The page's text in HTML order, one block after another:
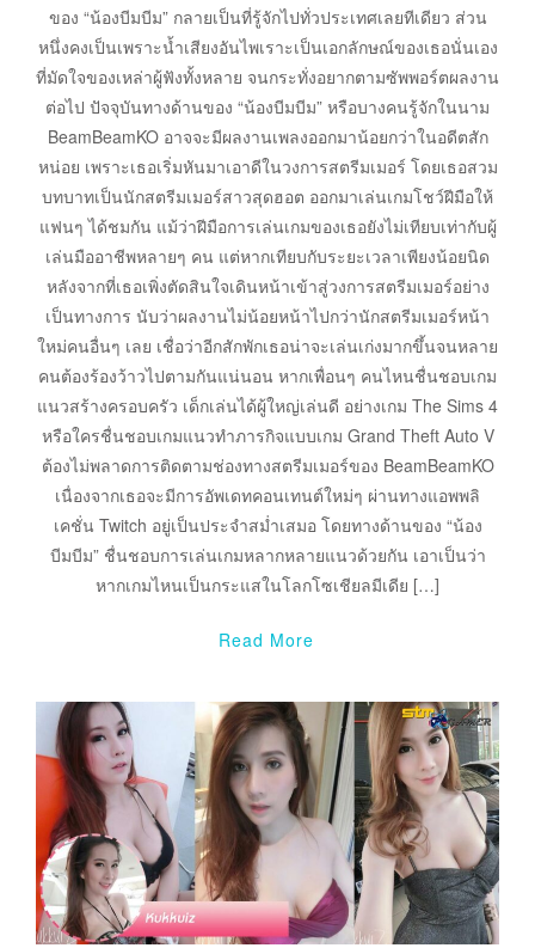
ของ “น้องบีมบีม” กลายเป็นที่รู้จักไปทั่วประเทศเลยทีเดียว ส่วน
หนึ่งคงเป็นเพราะน้ำเสียงอันไพเราะเป็นเอกลักษณ์ของเธอนั่นเอง
ที่มัดใจของเหล่าผู้ฟังทั้งหลาย จนกระทั่งอยากตามซัพพอร์ตผลงาน
ต่อไป ปัจจุบันทางด้านของ “น้องบีมบีม” หรือบางคนรู้จักในนาม
BeamBeamKO อาจจะมีผลงานเพลงออกมาน้อยกว่าในอดีตสัก
หน่อย เพราะเธอเริ่มหันมาเอาดีในวงการสตรีมเมอร์ โดยเธอสวม
บทบาทเป็นนักสตรีมเมอร์สาวสุดฮอต ออกมาเล่นเกมโชว์ฝีมือให้
แฟนๆ ได้ชมกัน แม้ว่าฝีมือการเล่นเกมของเธอยังไม่เทียบเท่ากับผู้
เล่นมืออาชีพหลายๆ คน แต่หากเทียบกับระยะเวลาเพียงน้อยนิด
หลังจากที่เธอเพิ่งตัดสินใจเดินหน้าเข้าสู่วงการสตรีมเมอร์อย่าง
เป็นทางการ นับว่าผลงานไม่น้อยหน้าไปกว่านักสตรีมเมอร์หน้า
ใหม่คนอื่นๆ เลย เชื่อว่าอีกสักพักเธอน่าจะเล่นเก่งมากขึ้นจนหลาย
คนต้องร้องว้าวไปตามกันแน่นอน หากเพื่อนๆ คนไหนชื่นชอบเกม
แนวสร้างครอบครัว เด็กเล่นได้ผู้ใหญ่เล่นดี อย่างเกม The Sims 4
หรือใครชื่นชอบเกมแนวทำภารกิจแบบเกม Grand Theft Auto V
ต้องไม่พลาดการติดตามช่องทางสตรีมเมอร์ของ BeamBeamKO
เนื่องจากเธอจะมีการอัพเดทคอนเทนต์ใหม่ๆ ผ่านทางแอพพลิ
เคชั่น Twitch อยู่เป็นประจำสม่ำเสมอ โดยทางด้านของ “น้อง
บีมบีม” ชื่นชอบการเล่นเกมหลากหลายแนวด้วยกัน เอาเป็นว่า
หากเกมไหนเป็นกระแสในโลกโซเชียลมีเดีย […]
Read More